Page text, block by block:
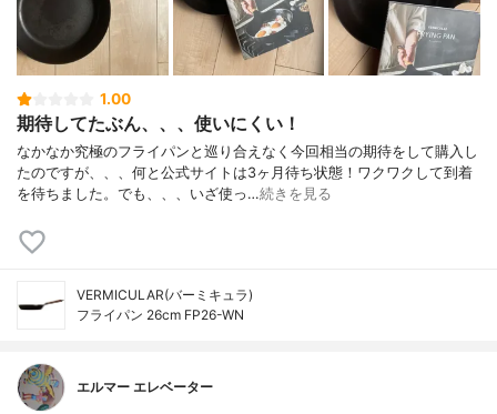
1.00
期待してたぶん、、、使いにくい！
なかなか究極のフライパンと巡り合えなく今回相当の期待をして購入し
たのですが、、、何と公式サイトは3ヶ月待ち状態！ワクワクして到着
を待ちました。でも、、、いざ使っ…続きを見る
VERMICULAR(バーミキュラ)
フライパン 26cm FP26-WN
エルマー エレベーター